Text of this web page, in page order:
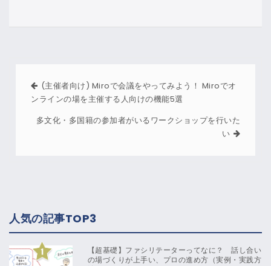
(主催者向け) Miroで会議をやってみよう！ Miroでオ
ンラインの場を主催する人向けの機能5選
多文化・多国籍の参加者がいるワークショップを行いた
い
人気の記事TOP3
【超基礎】ファシリテーターってなに？ 話し合い
の場づくりが上手い、プロの進め方（実例・実践方